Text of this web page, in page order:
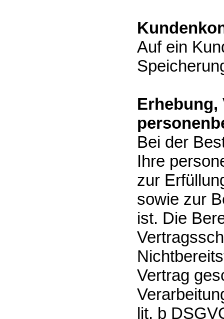
Auf ein
Erhebung,
Bei der
Ihre
zur
sowie zur
ist. Die
Vertrag
lit. b